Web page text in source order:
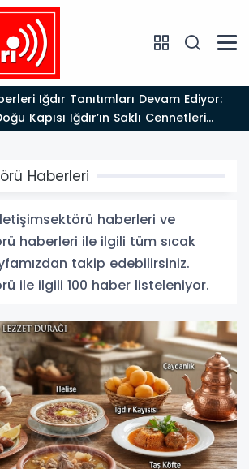
Erenus’u Son Yolculuğuna Uğurluyoruz
Haberleri
haberleri ve
haberleri ile ilgili tüm sıcak
takip edebilirsiniz.
ile ilgili 100 haber listeleniyor.